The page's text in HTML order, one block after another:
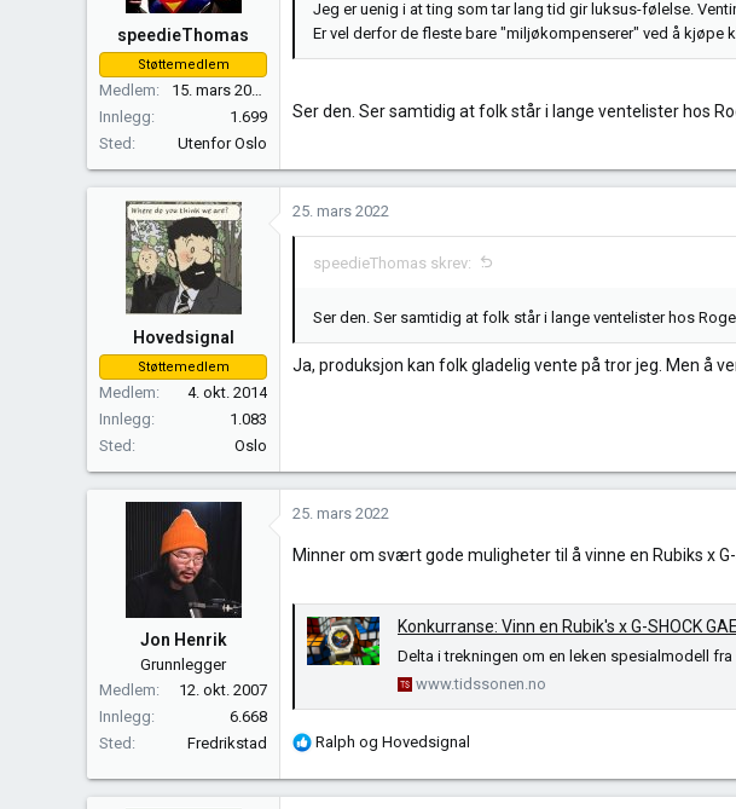
speedieThomas
Støttemedlem
Medlem
15. mars 2017
Innlegg
1.699
Sted
Utenfor Oslo
Jeg er uenig i at ting som tar lang tid gir luksus-følelse.
Er vel derfor de fleste bare "miljøkompenserer" ved å kjøpe
Ser den. Ser samtidig at folk står i lange ventelister hos
Hovedsignal
Støttemedlem
Medlem
4. okt. 2014
Innlegg
1.083
Sted
Oslo
25. mars 2022
speedieThomas skrev:
Ser den. Ser samtidig at folk står i lange ventelister hos
Ja, produksjon kan folk gladelig vente på tror jeg. Men å
Jon Henrik
Grunnlegger
Medlem
12. okt. 2007
Innlegg
6.668
Sted
Fredrikstad
25. mars 2022
Minner om svært gode muligheter til å vinne en Rubiks x
Konkurranse: Vinn en Rubik's x G-SHOCK
Delta i trekningen om en leken spesialmodell fra
www.tidssonen.no
R
Ralph og Hovedsignal